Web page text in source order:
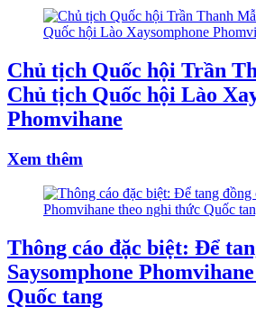
Chủ tịch Quốc hội Trần
Chủ tịch Quốc hội Lào
Phomvihane
Xem thêm
Thông cáo đặc biệt: Để
Saysomphone
Quốc tang